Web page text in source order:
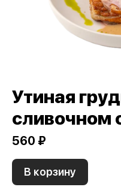
Утиная
сливочном
560 ₽
В корзину